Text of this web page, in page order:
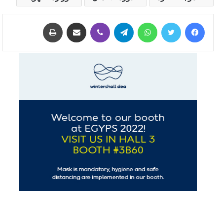
فيسبوك تويتر واتساب تيلقرام ڤايبر مشاركة عبر البريد